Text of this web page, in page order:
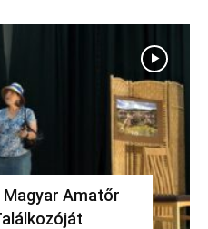
Magyar Amatőr